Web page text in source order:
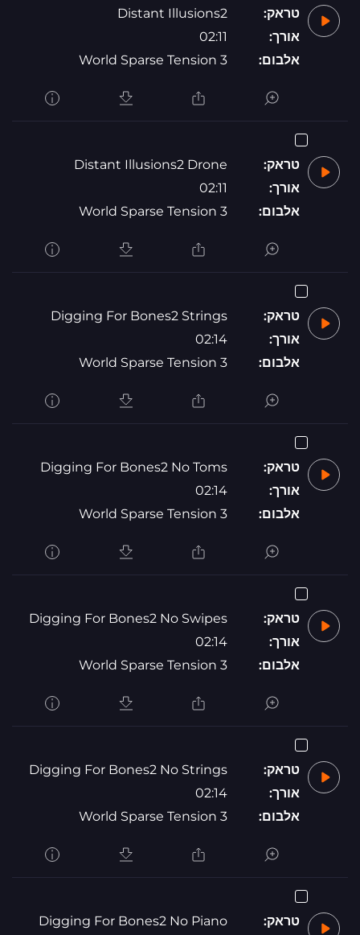
טראק:
Distant Illusions2
אורך:
02:11
אלבום:
World Sparse Tension 3
טראק:
Distant Illusions2 Drone
אורך:
02:11
אלבום:
World Sparse Tension 3
טראק:
Digging For Bones2 Strings
אורך:
02:14
אלבום:
World Sparse Tension 3
טראק:
Digging For Bones2 No Toms
אורך:
02:14
אלבום:
World Sparse Tension 3
טראק:
Digging For Bones2 No Swipes
אורך:
02:14
אלבום:
World Sparse Tension 3
טראק:
Digging For Bones2 No Strings
אורך:
02:14
אלבום:
World Sparse Tension 3
טראק:
Digging For Bones2 No Piano